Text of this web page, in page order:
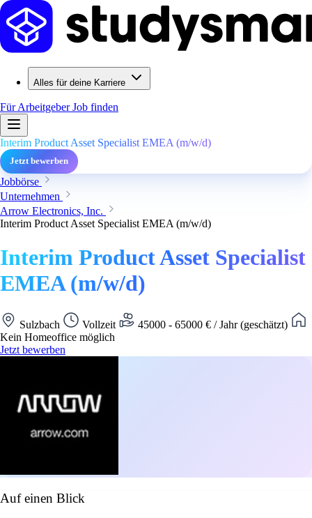
Alles für deine Karriere
Für ArbeitgeberJob finden
Interim Product Asset Specialist EMEA (m/w/d)
Jetzt bewerben
Jobbörse
Unternehmen
Arrow Electronics, Inc.
Interim Product Asset Specialist EMEA (m/w/d)
Interim Product Asset Specialist
EMEA (m/w/d)
Sulzbach Vollzeit
45000 - 65000 € / Jahr (geschätzt)
Kein Homeoffice möglich
Jetzt bewerben
Auf einen Blick